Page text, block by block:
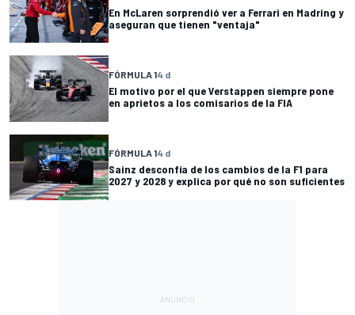
En McLaren sorprendió ver a Ferrari en Madring y
aseguran que tienen "ventaja"
FÓRMULA 14 d
El motivo por el que Verstappen siempre pone
en aprietos a los comisarios de la FIA
FÓRMULA 14 d
Sainz desconfía de los cambios de la F1 para
2027 y 2028 y explica por qué no son suficientes